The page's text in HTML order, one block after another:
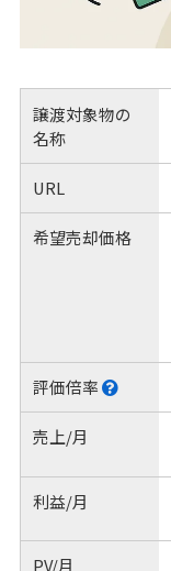
譲渡対象物の
名称
URL
希望売却価格
評価倍率
売上/月
利益/月
PV/月